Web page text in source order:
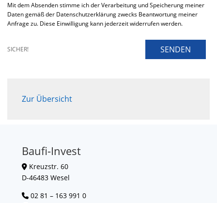
Mit dem Absenden stimme ich der Verarbeitung und Speicherung meiner
Daten gemäß der Datenschutzerklärung zwecks Beantwortung meiner
Anfrage zu. Diese Einwilligung kann jederzeit widerrufen werden.
SICHER! SENDEN
Zur Übersicht
Baufi-Invest
Kreuzstr. 60
D-46483 Wesel
02 81 – 163 991 0